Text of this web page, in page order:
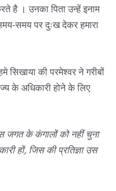
है । उनका पिता उन्हें इनाम
समय पर दुःख देकर हमारा
सिखाया की परमेश्वर ने गरीबों
के अधिकारी होने के लिए
जगत के कंगालों को नहीं चुना
हों, जिस की प्रतिज्ञा उस